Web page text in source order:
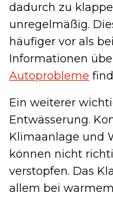
dadurch zu
unregelmäßig.
häufiger vor als
Informationen
Autoprobleme
Ein weiterer
Entwässerung.
Klimaanlage und
können nicht
verstopfen. Das
allem bei